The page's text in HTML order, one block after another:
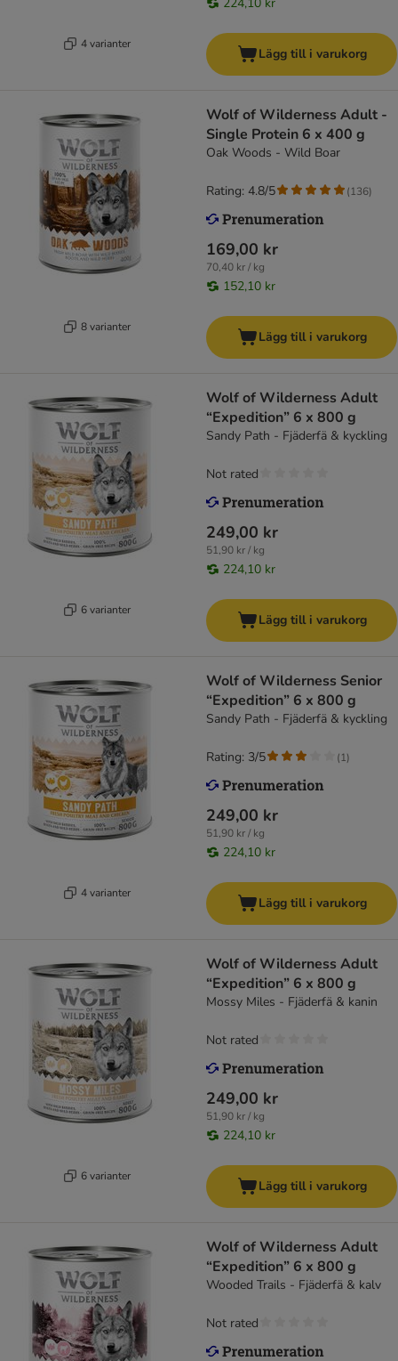
4 varianter
Lägg till i varukorg
8 varianter
Wolf of Wilderness Adult -
Single Protein 6 x 400 g
Oak Woods - Wild Boar
169,00 kr
70,40 kr / kg
152,10 kr
Rating: 4.8/5 (136)
Lägg till i varukorg
6 varianter
Wolf of Wilderness Adult
“Expedition” 6 x 800 g
Sandy Path - Fjäderfä & kyckling
249,00 kr
51,90 kr / kg
224,10 kr
Not rated
Lägg till i varukorg
4 varianter
Wolf of Wilderness Senior
“Expedition” 6 x 800 g
Sandy Path - Fjäderfä & kyckling
249,00 kr
51,90 kr / kg
224,10 kr
Rating: 3/5 (1)
Lägg till i varukorg
6 varianter
Wolf of Wilderness Adult
“Expedition” 6 x 800 g
Mossy Miles - Fjäderfä & kanin
249,00 kr
51,90 kr / kg
224,10 kr
Not rated
Lägg till i varukorg
Wolf of Wilderness Adult
“Expedition” 6 x 800 g
Wooded Trails - Fjäderfä & kalv
Not rated